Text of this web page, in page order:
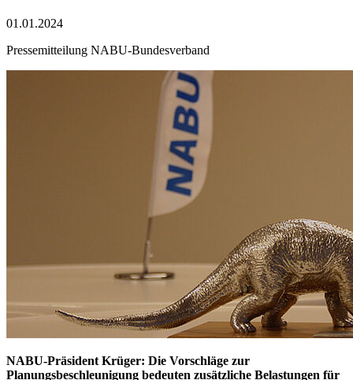
01.01.2024
Pressemitteilung NABU-Bundesverband
NABU-Präsident Krüger: Die Vorschläge zur
Planungsbeschleunigung bedeuten zusätzliche Belastungen für